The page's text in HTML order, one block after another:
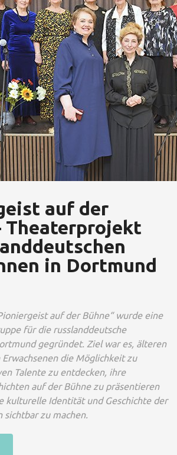
auf der
Theaterprojekt
in Dortmund
auf der Bühne“ wurde eine
für die russlanddeutsche
gegründet. Ziel war es, älteren
die Möglichkeit zu
Talente zu entdecken, ihre
auf der Bühne zu präsentieren
kulturelle Identität und Geschichte der
sichtbar zu machen.